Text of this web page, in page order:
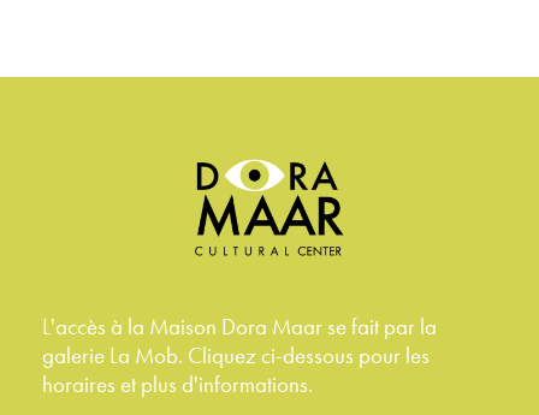
L'accès à la Maison Dora Maar se fait par la
galerie La Mob. Cliquez ci-dessous pour les
horaires et plus d'informations.